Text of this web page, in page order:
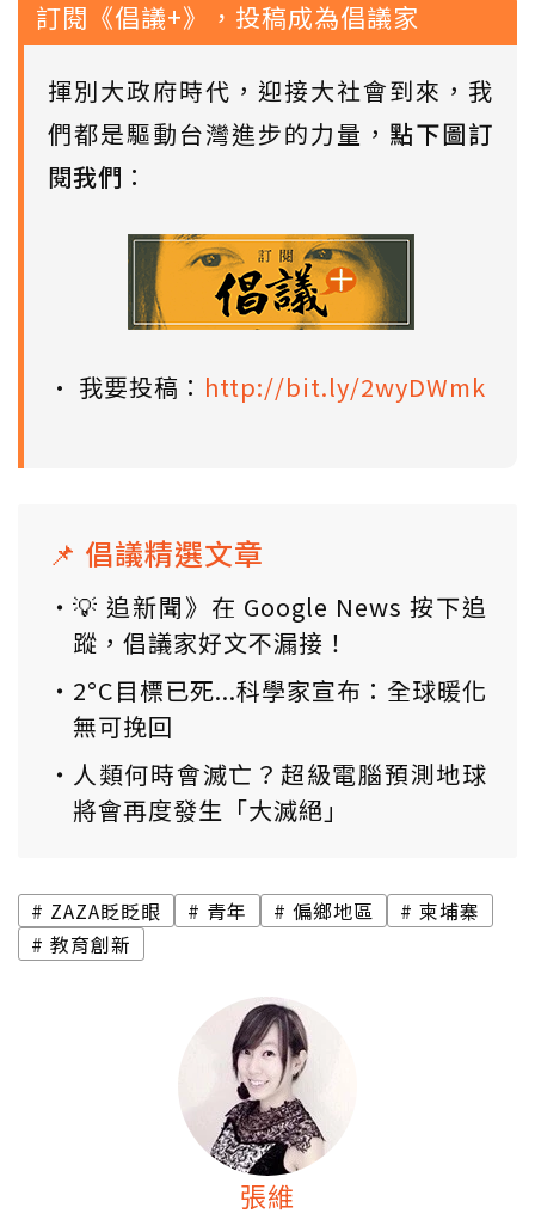
訂閱《倡議+》，投稿成為倡議家
揮別大政府時代，迎接大社會到來，我
們都是驅動台灣進步的力量， 點下圖訂
閱我們 ：
• 我要投稿： http://bit.ly/2wyDWmk
📌 倡議精選文章
💡 追新聞》在 Google News 按下追
蹤，倡議家好文不漏接！
2°C目標已死...科學家宣布：全球暖化
無可挽回
人類何時會滅亡？超級電腦預測地球
將會再度發生「大滅絕」
ZAZA眨眨眼 青年 偏鄉地區
柬埔寨
教育創新
張維